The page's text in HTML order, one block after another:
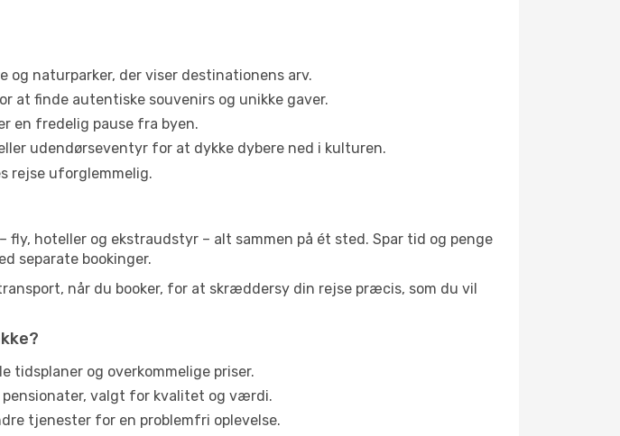
og naturparker, der viser destinationens arv.
at finde autentiske souvenirs og unikke gaver.
en fredelig pause fra byen.
udendørseventyr for at dykke dybere ned i kulturen.
rejse uforglemmelig.
hoteller og ekstraudstyr – alt sammen på ét sted. Spar tid og penge
separate bookinger.
når du booker, for at skræddersy din rejse præcis, som du vil
tidsplaner og overkommelige priser.
valgt for kvalitet og værdi.
tjenester for en problemfri oplevelse.